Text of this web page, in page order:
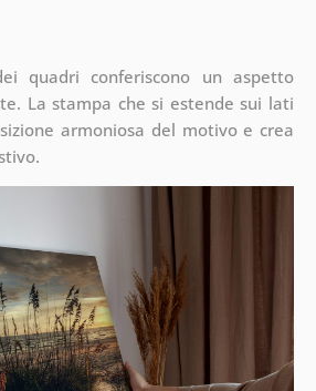
quadri conferiscono un aspetto
La stampa che si estende sui lati
armoniosa del motivo e crea